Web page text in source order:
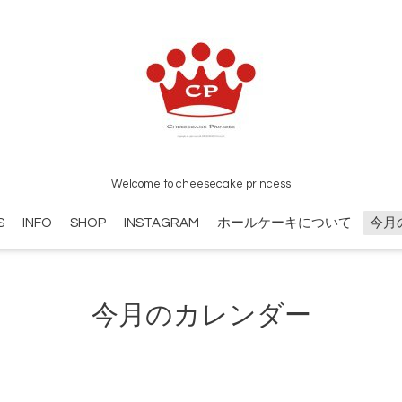
Welcome to cheesecake princess
INFO SHOP INSTAGRAM ホールケーキについて 今月
今月のカレンダー